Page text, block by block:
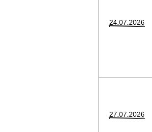
24.07.2026
27.07.2026